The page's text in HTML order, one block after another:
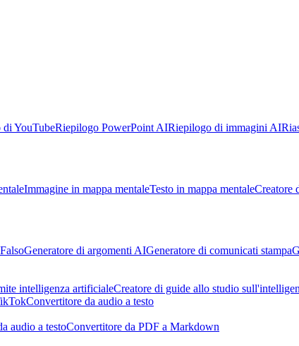
YouTubeRiepilogo PowerPoint AIRiepilogo di immagini AI
Immagine in mappa mentaleTesto in mappa mentaleCreatore
Generatore di argomenti AIGeneratore di comunicati stampa
intelligenza artificialeCreatore di guide allo studio
Convertitore da audio a testo
audio a testoConvertitore da PDF a Markdown